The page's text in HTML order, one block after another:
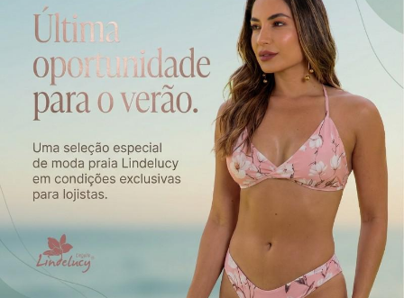
CONJUNTO
CONJUNTO BIQUÍNI
PIJAMA DE VERÃO
ROBE
TOP
TODOS DE OUTLET